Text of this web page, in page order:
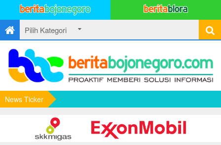
News Ticker